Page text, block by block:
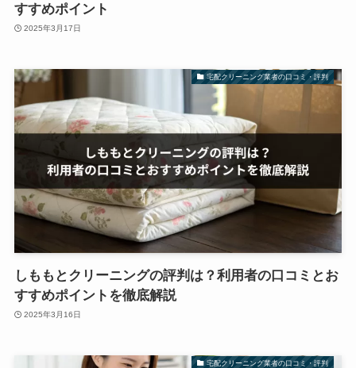
すすめポイント
2025年3月17日
宅配クリーニング業者の口コミ・評判
しももとクリーニングの評判は？利用者の口コミとお
すすめポイントを徹底解説
2025年3月16日
宅配クリーニング業者の口コミ・評判